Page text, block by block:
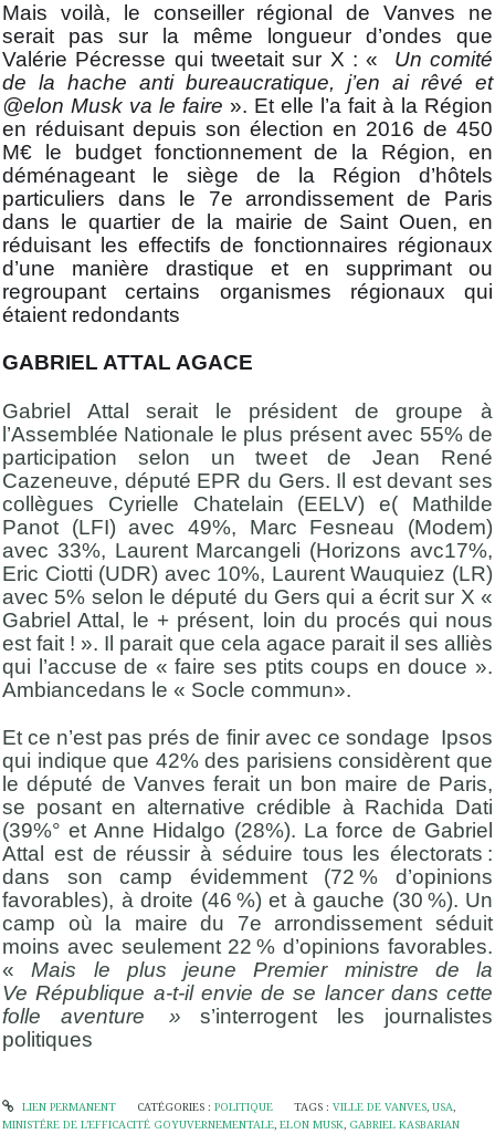
Mais voilà, le conseiller régional de Vanves ne
serait pas sur la même longueur d’ondes que
Valérie Pécresse qui tweetait sur X : « Un comité
de la hache anti bureaucratique, j’en ai rêvé et
@elon Musk va le faire ». Et elle l’a fait à la Région
en réduisant depuis son élection en 2016 de 450
M€ le budget fonctionnement de la Région, en
déménageant le siège de la Région d’hôtels
particuliers dans le 7e arrondissement de Paris
dans le quartier de la mairie de Saint Ouen, en
réduisant les effectifs de fonctionnaires régionaux
d’une manière drastique et en supprimant ou
regroupant certains organismes régionaux qui
étaient redondants
GABRIEL ATTAL AGACE
Gabriel Attal serait le président de groupe à
l’Assemblée Nationale le plus présent avec 55% de
participation selon un tweet de Jean René
Cazeneuve, député EPR du Gers. Il est devant ses
collègues Cyrielle Chatelain (EELV) e( Mathilde
Panot (LFI) avec 49%, Marc Fesneau (Modem)
avec 33%, Laurent Marcangeli (Horizons avc17%,
Eric Ciotti (UDR) avec 10%, Laurent Wauquiez (LR)
avec 5% selon le député du Gers qui a écrit sur X «
Gabriel Attal, le + présent, loin du procés qui nous
est fait ! ». Il parait que cela agace parait il ses alliès
qui l’accuse de « faire ses ptits coups en douce ».
Ambiancedans le « Socle commun».
Et ce n’est pas prés de finir avec ce sondage Ipsos
qui indique que 42% des parisiens considèrent que
le député de Vanves ferait un bon maire de Paris,
se posant en alternative crédible à Rachida Dati
(39%° et Anne Hidalgo (28%). La force de Gabriel
Attal est de réussir à séduire tous les électorats :
dans son camp évidemment (72 % d’opinions
favorables), à droite (46 %) et à gauche (30 %). Un
camp où la maire du 7e arrondissement séduit
moins avec seulement 22 % d’opinions favorables.
«Mais le plus jeune Premier ministre de la
Ve République a-t-il envie de se lancer dans cette
folle aventure » s’interrogent les journalistes
politiques
LIEN PERMANENT CATÉGORIES : POLITIQUE TAGS :VILLE DE VANVES,USA,
MINISTÉRE DE L’EFFICACITÉ GOYUVERNEMENTALE, ELON MUSK, GABRIEL KASBARIAN